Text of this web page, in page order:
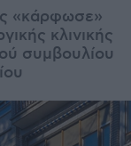
«κάρφωσε»
κλινικής
συμβουλίου